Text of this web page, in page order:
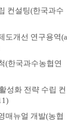
컨설팅(한국과수
도개선 연구용역(a
(한국과수농협연
성화 전략 수립 컨
매뉴얼 개발(농협